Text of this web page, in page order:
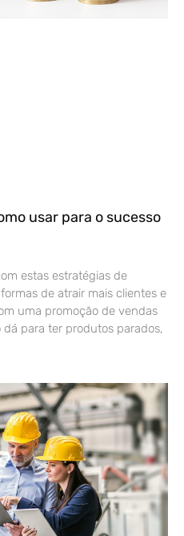
usar para o sucesso
estas estratégias de
de atrair mais clientes e
uma promoção de vendas
para ter produtos parados,